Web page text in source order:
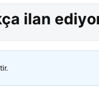
ilan